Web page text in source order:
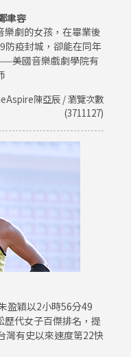
聿容
樂劇的女孩，在畢業後
防疫封城，卻能在同年
美國音樂戲劇學院有
陳亞辰 / 瀏覽次數
(3711127)
盈穎以2小時56分49
歷代女子百傑排名，提
灣有史以來速度第22快